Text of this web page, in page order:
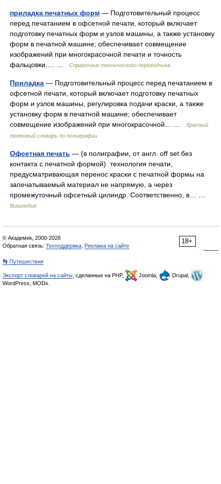
приладка печатных форм — Подготовительный процесс
перед печатанием в офсетной печати, который включает
подготовку печатных форм и узлов машины, а также установку
форм в печатной машине; обеспечивает совмещение
изображений при многокрасочной печати и точность
фальцовки.… …
Справочник технического переводчика
Приладка — Подготовительный процесс перед печатанием в
офсетной печати, который включает подготовку печатных
форм и узлов машины, регулировка подачи краски, а также
установку форм в печатной машине; обеспечивает
совмещение изображений при многокрасочной… …
Краткий
толковый словарь по полиграфии
Офсетная печать — (в полиграфии, от англ. off set без
контакта с печатной формой) технология печати,
предусматривающая перенос краски с печатной формы на
запечатываемый материал не напрямую, а через
промежуточный офсетный цилиндр. Соответственно, в… …
Википедия
18+
© Академик, 2000-2026
Обратная связь: Техподдержка Реклама на сайте
👣 Путешествия
Экспорт словарей на сайты , сделанные на PHP, Joomla,
Drupal,
WordPress, MODx.